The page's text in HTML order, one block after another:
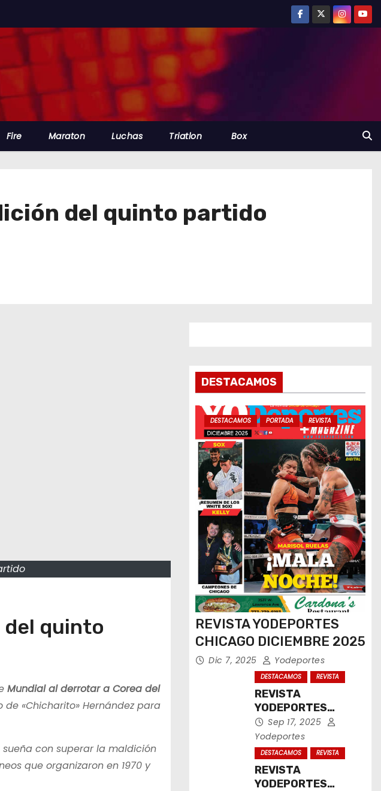
Fire Maraton Luchas Triatlon Box
del quinto partido
del quinto
Mundial al derrotar a Corea del
«Chicharito» Hernández para
con superar la maldición
que organizaron en 1970 y
DESTACAMOS
DESTACAMOS PORTADA REVISTA
REVISTA YODEPORTES
CHICAGO DICIEMBRE 2025
Dic 7, 2025 Yodeportes
DESTACAMOS REVISTA
REVISTA
YODEPORTES
CHICAGO
SEPTIEMBRE 2025
Sep 17, 2025
Yodeportes
DESTACAMOS REVISTA
REVISTA
YODEPORTES